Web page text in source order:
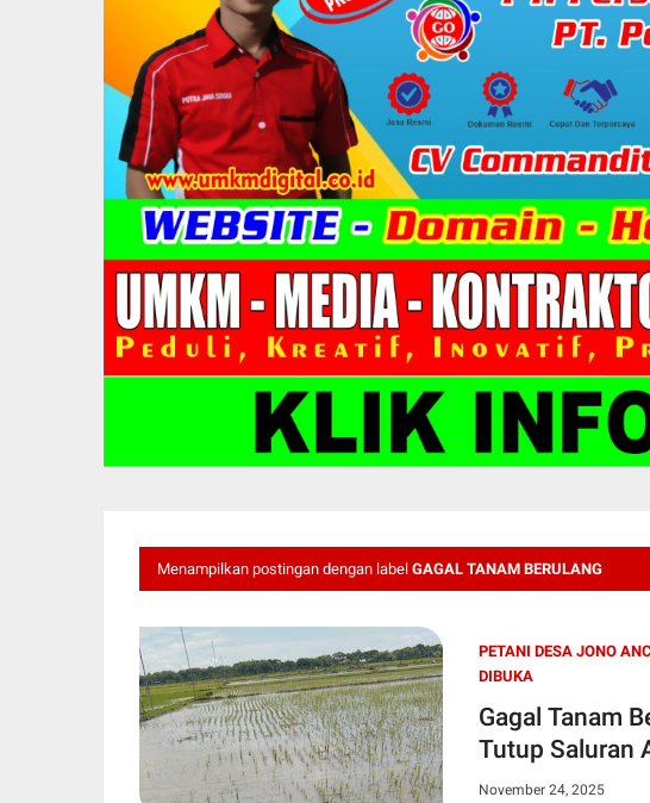
Menampilkan postingan dengan label GAGAL TANAM BERULANG
PETANI DESA JONO
DIBUKA
Gagal Tanam
Tutup Saluran
November 24, 2025